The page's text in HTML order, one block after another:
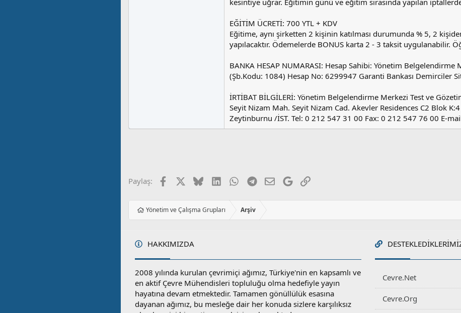
kesintiye uğrar. Eğitimin günü ve eğitim sırasında yapılan
EĞİTİM ÜCRETİ: 700 YTL + KDV
Eğitime, aynı şirketten 2 kişinin katılması durumunda % 5, 2
yapılacaktır. Ödemelerde BONUS karta 2 - 3 taksit uygulanabilir.
BANKA HESAP NUMARASI: Hesap Sahibi: Yönetim Belgelendirme
(Şb.Kodu: 1084) Hesap No: 6299947 Garanti Bankası Demirciler
İRTİBAT BİLGİLERİ: Yönetim Belgelendirme Merkezi Test ve
Seyit Nizam Mah. Seyit Nizam Cad. Akevler Residences C2 Blok
Zeytinburnu /İST. Tel: 0 212 547 31 00 Fax: 0 212 547 76 00 E-
Paylaş: Facebook BlueskyLinkedInWhatsApp
Telegram
E-postaGoogleLink
Yönetim ve Çalışma Grupları Arşiv
HAKKIMIZDA
2008 yılında kurulan çevrimiçi ağımız, Türkiye'nin en kapsamlı ve
en aktif Çevre Mühendisleri topluluğu olma hedefiyle yayın
hayatına devam etmektedir. Tamamen gönüllülük esasına
dayanan ağımız, bu mesleğe dair her konuda sizlere karşılıksız
Cevre.Net
Cevre.Org